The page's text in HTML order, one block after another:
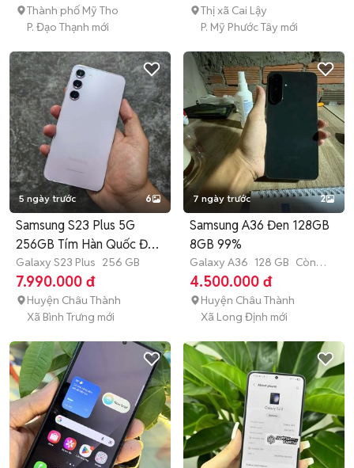
Thành phố Mỹ Tho
P. Đạo Thạnh mới
Thị xã Cai Lậy
P. Mỹ Phước Tây mới
5 ngày trước 6
Samsung S23 Plus 5G
256GB Tím Hàn Quốc Đã
sử dụng
Galaxy S23 Plus 256 GB
7.990.000 đ
Huyện Châu Thành
Xã Bình Trưng mới
7 ngày trước 2
Samsung A36 Đen 128GB
8GB 99%
Galaxy A36 128 GB Còn
bảo hành
4.500.000 đ
Huyện Châu Thành
Xã Long Định mới